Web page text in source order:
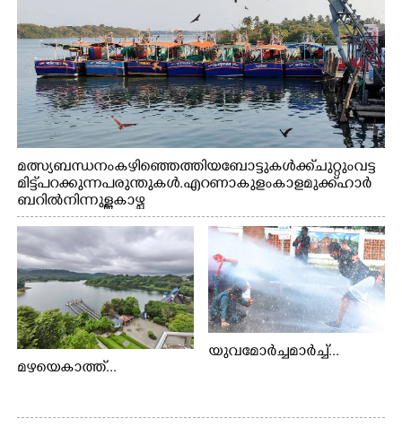
മത്സ്യബന്ധനം കഴിഞ്ഞെത്തിയ ബോട്ടുകൾക്ക് ചുറ്റും വട്ട
മിട്ട് പറക്കുന്ന പരുന്തുകൾ. എറണാകുളം കാളമുക്ക് ഹാർ
ബറിൽ നിന്നുള്ള കാഴ്ച
മഴയെകാത്ത്...
യുവമോർച്ചമാർച്ച്...